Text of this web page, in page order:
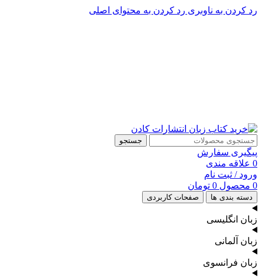
رد کردن به ناوبری رد کردن به محتوای اصلی
جستجو
پیگیری سفارش
0 علاقه مندی
ورود / ثبت نام
0 محصول 0 تومان
دسته بندی ها صفحات کاربردی
زبان انگلیسی
زبان آلمانی
زبان فرانسوی